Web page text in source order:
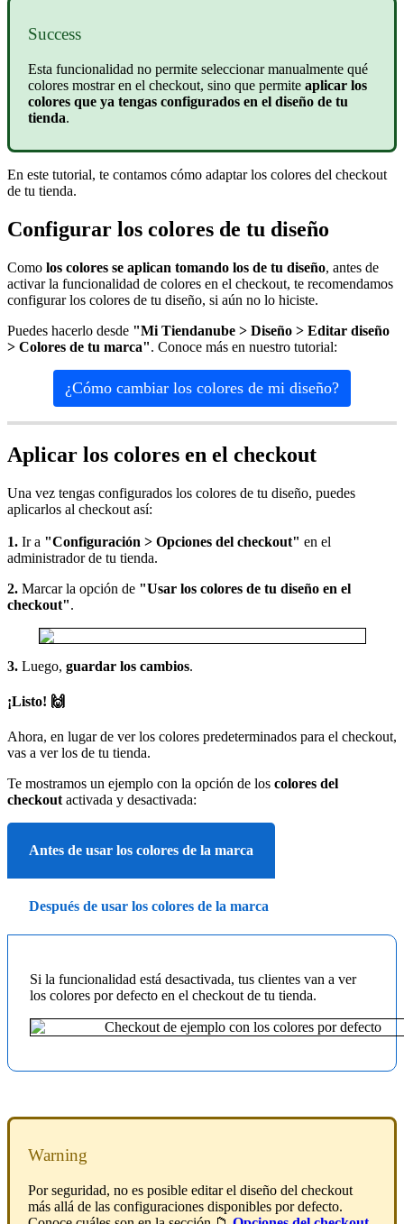
Success
Esta funcionalidad no permite seleccionar manualmente qué
colores mostrar en el checkout, sino que permite aplicar los
colores que ya tengas configurados en el diseño de tu
tienda.
En este tutorial, te contamos cómo adaptar los colores del checkout
de tu tienda.
Configurar los colores de tu diseño
Como los colores se aplican tomando los de tu diseño, antes de
activar la funcionalidad de colores en el checkout, te recomendamos
configurar los colores de tu diseño, si aún no lo hiciste.
Puedes hacerlo desde "Mi Tiendanube > Diseño > Editar diseño
> Colores de tu marca". Conoce más en nuestro tutorial:
¿Cómo cambiar los colores de mi diseño?
Aplicar los colores en el checkout
Una vez tengas configurados los colores de tu diseño, puedes
aplicarlos al checkout así:
1. Ir a "Configuración > Opciones del checkout" en el
administrador de tu tienda.
2. Marcar la opción de "Usar los colores de tu diseño en el
checkout".
3. Luego, guardar los cambios.
¡Listo! 🙌
Ahora, en lugar de ver los colores predeterminados para el checkout,
vas a ver los de tu tienda.
Te mostramos un ejemplo con la opción de los colores del
checkout activada y desactivada:
Antes de usar los colores de la marca
Después de usar los colores de la marca
Si la funcionalidad está desactivada, tus clientes van a ver
los colores por defecto en el checkout de tu tienda.
Warning
Por seguridad, no es posible editar el diseño del checkout
más allá de las configuraciones disponibles por defecto.